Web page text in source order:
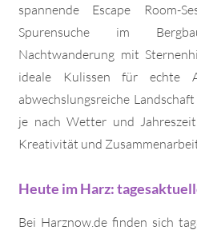
spannende Escape Room-
Spurensuche im
Nachtwanderung mit
ideale Kulissen für echte
abwechslungsreiche
je nach Wetter und
Kreativität und
Heute im Harz:
Bei Harznow.de finden sich